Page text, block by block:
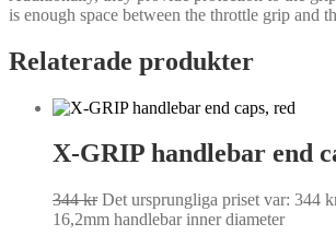
is enough space between the throttle grip and
Relaterade produkter
X-GRIP handlebar end
344kr Det ursprungliga priset var: 344
16,2mm handlebar inner diameter